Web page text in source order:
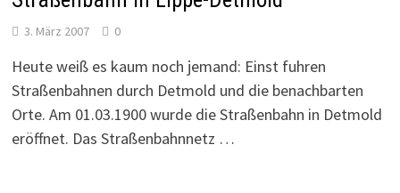
3. März 2007 0
Heute weiß es kaum noch jemand: Einst fuhren
Straßenbahnen durch Detmold und die benachbarten
Orte. Am 01.03.1900 wurde die Straßenbahn in Detmold
eröffnet. Das Straßenbahnnetz …